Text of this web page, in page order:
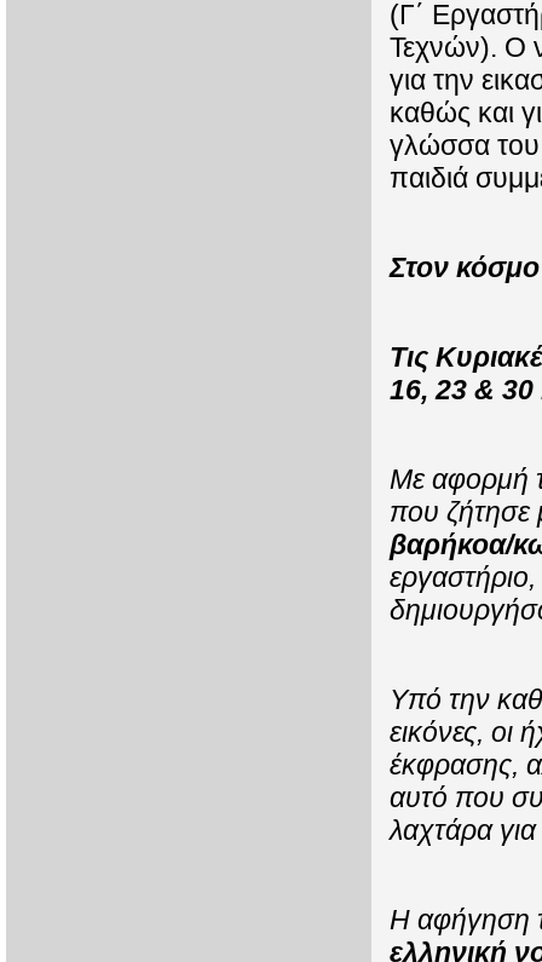
(Γ΄
Τεχνών). Ο
για την
καθώς και
γλώσσα του
παιδιά
Στον
Τις
16, 23 &
Με αφορμή
που ζήτησε
βαρήκοα/
Υπό την
εικόνες, οι
έκφρασης,
αυτό που
λαχτάρα για
Η αφήγηση
ελληνική